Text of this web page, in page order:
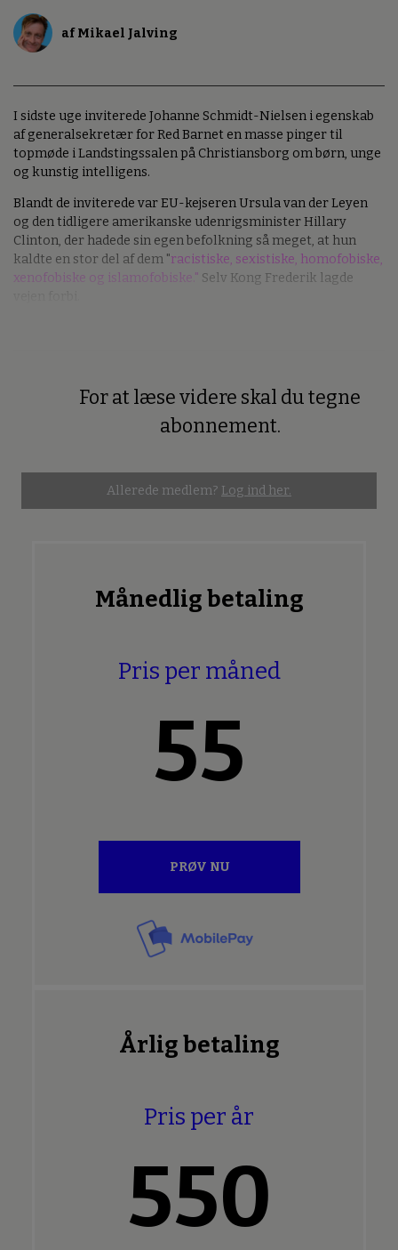
af Mikael Jalving
I sidste uge inviterede Johanne Schmidt-Nielsen i egenskab
af generalsekretær for Red Barnet en masse pinger til
topmøde i Landstingssalen på Christiansborg om børn, unge
og kunstig intelligens.
Blandt de inviterede var EU-kejseren Ursula van der Leyen
og den tidligere amerikanske udenrigsminister Hillary
Clinton, der hadede sin egen befolkning så meget, at hun
kaldte en stor del af dem "racistiske, sexistiske, homofobiske,
xenofobiske og islamofobiske." Selv Kong Frederik lagde
For at læse videre skal du tegne
abonnement.
Allerede medlem? Log ind her.
Månedlig betaling
Pris per måned
55
PRØV NU
Årlig betaling
Pris per år
550